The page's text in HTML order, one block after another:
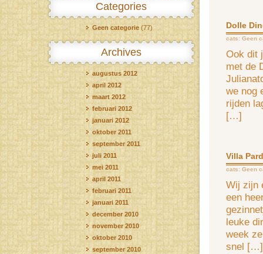
Categories
Geen categorie (77)
Archives
augustus 2012
april 2012
maart 2012
februari 2012
januari 2012
oktober 2011
september 2011
juli 2011
mei 2011
april 2011
februari 2011
januari 2011
december 2010
november 2010
oktober 2010
september 2010
Dolle
cats: Geen
Ook dit
met de
we nog
rijden
[…]
Villa
cats: Geen
Wij zijn
een
leuke
week
snel […]